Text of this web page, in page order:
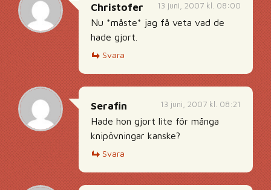
13 juni, 2007 kl. 08:00
Christofer
Nu *måste* jag få veta vad de
hade gjort.
Svara
13 juni, 2007 kl. 08:21
Serafin
Hade hon gjort lite för många
knipövningar kanske?
Svara